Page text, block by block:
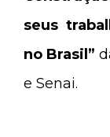
seus
no Brasil”
e Senai.